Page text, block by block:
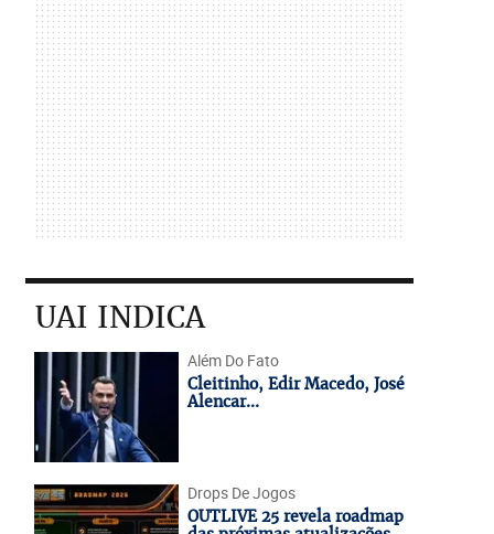
UAI INDICA
Além Do Fato
Cleitinho, Edir Macedo, José
Alencar...
Drops De Jogos
OUTLIVE 25 revela roadmap